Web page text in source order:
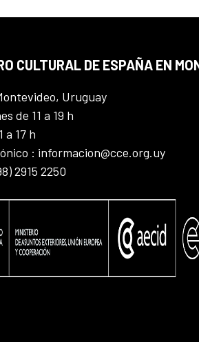
CULTURAL DE ESPAÑA EN
Uruguay
de 11 a 19 h
a 17 h
: informacion@cce.org.uy
2915 2250